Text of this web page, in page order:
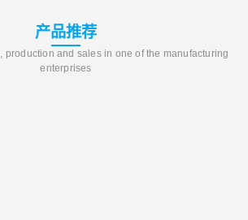
产品推荐
production and sales in one of the manufacturing
enterprises